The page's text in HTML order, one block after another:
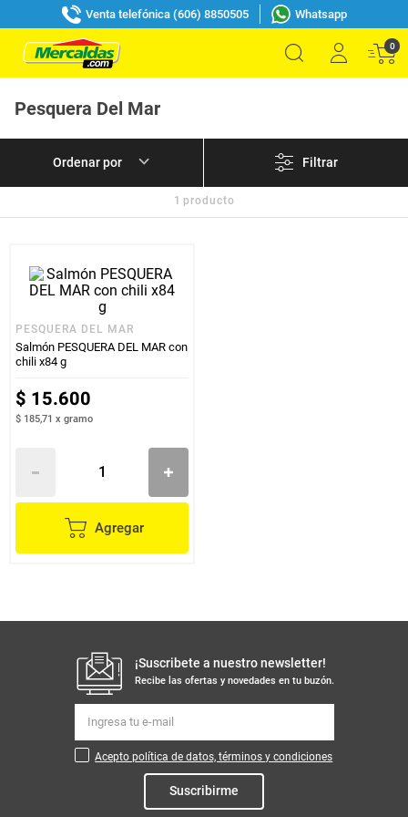
Venta telefónica (606) 8850505 Whatsapp
0
Pesquera Del Mar
Filtrar
1 producto
PESQUERA DEL MAR
Salmón PESQUERA DEL MAR con
chili x84 g
$ 15.600
$ 185,71 x gramo
Agregar
¡Suscribete a nuestro newsletter!
Recibe las ofertas y novedades en tu buzón.
Acepto política de datos, términos y condiciones
Suscribirme